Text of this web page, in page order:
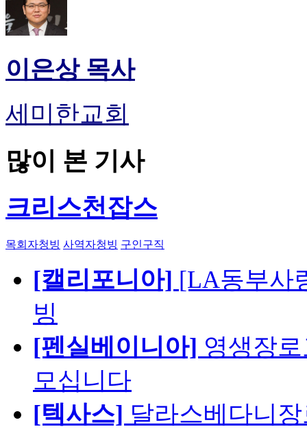
이은상 목사
세미한교회
많이 본 기사
크리스천잡스
목회자청빙 사역자청빙 구인구직
[캘리포니아] [LA동부사
빙
[펜실베이니아] 영생장
모십니다
[텍사스] 달라스베다니